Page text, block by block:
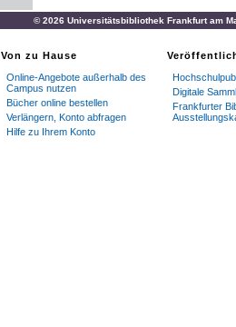
© 2026 Universitätsbibliothek Frankfurt am
Von zu Hause
Online-Angebote außerhalb des
Campus nutzen
Bücher online bestellen
Verlängern, Konto abfragen
Hilfe zu Ihrem Konto
Digitale
Frankfurter